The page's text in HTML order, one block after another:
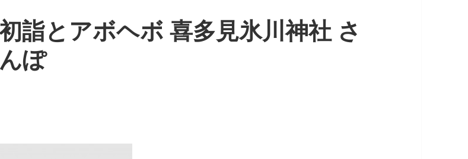
詣とアボヘボ 喜多見氷川神社 さ
んぽ